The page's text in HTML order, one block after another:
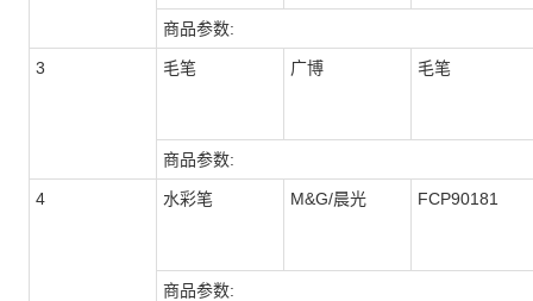
商品参数:
3 毛笔 广博 毛笔
商品参数:
4 水彩笔 M&G/晨光 FCP90181
商品参数: